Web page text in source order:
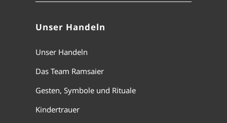
Unser Handeln
Unser Handeln
Das Team Ramsaier
Gesten, Symbole und Rituale
Kindertrauer